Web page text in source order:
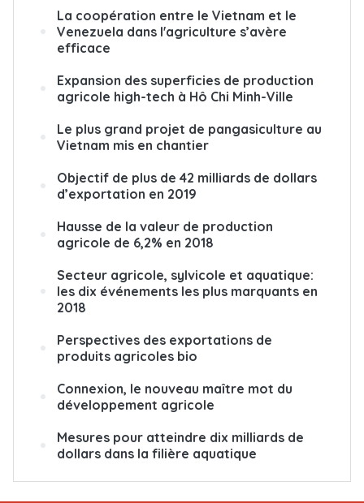
La coopération entre le Vietnam et le
Venezuela dans l'agriculture s’avère
efficace
Expansion des superficies de production
agricole high-tech à Hô Chi Minh-Ville
Le plus grand projet de pangasiculture au
Vietnam mis en chantier
Objectif de plus de 42 milliards de dollars
d’exportation en 2019
Hausse de la valeur de production
agricole de 6,2% en 2018
Secteur agricole, sylvicole et aquatique:
les dix événements les plus marquants en
2018
Perspectives des exportations de
produits agricoles bio
Connexion, le nouveau maître mot du
développement agricole
Mesures pour atteindre dix milliards de
dollars dans la filière aquatique